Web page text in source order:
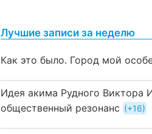
Лучшие записи за неделю
Как это было. Город мой
Идея акима Рудного Виктора
общественный резонанс
+16